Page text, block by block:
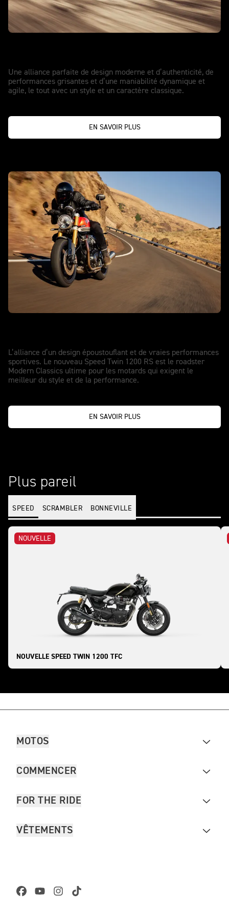
Une alliance parfaite de design moderne et d’authenticité, de
performances grisantes et d’une maniabilité dynamique et
agile, le tout avec un style et un caractère classique.
EN SAVOIR PLUS
L’alliance d’un design époustouflant et de vraies performances
sportives. Le nouveau Speed Twin 1200 RS est le roadster
Modern Classics ultime pour les motards qui exigent le
meilleur du style et de la performance.
EN SAVOIR PLUS
Plus pareil
SPEED SCRAMBLER BONNEVILLE
NOUVELLE
NOUVELLE SPEED TWIN 1200 TFC
MOTOS
COMMENCER
FOR THE RIDE
VÊTEMENTS